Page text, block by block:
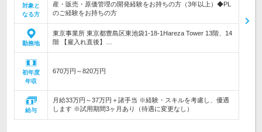
対象と
なる方
産・販売・原価管理の開発経験をお持ちの方（3年以上）◆PL
のご経験をお持ちの方
勤務地
東京事業所 東京都豊島区東池袋1-18-1Hareza Tower 13階、14
階 【雇入れ直後】…
初年度
年収
670万円～820万円
給与
月給33万円～37万円＋諸手当 ※経験・スキルを考慮し、優遇
します ※試用期間3ヶ月あり（待遇に変更なし）